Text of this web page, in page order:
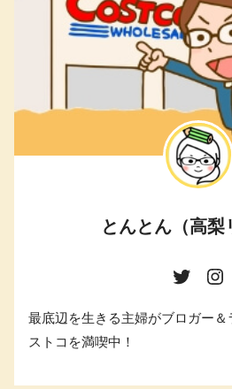
とんとん（高梨
最底辺を生きる主婦がブロガー＆
ストコを満喫中！